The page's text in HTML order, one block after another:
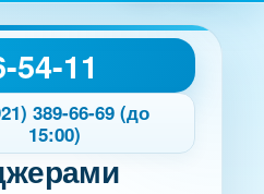
54-11
389-66-69 (до
15:00)